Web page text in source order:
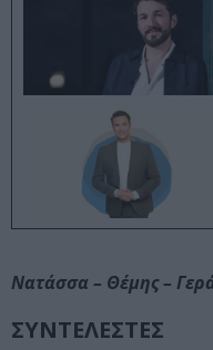
Νατάσσα – Θέμης –
ΣΥΝΤΕΛΕΣΤΕΣ